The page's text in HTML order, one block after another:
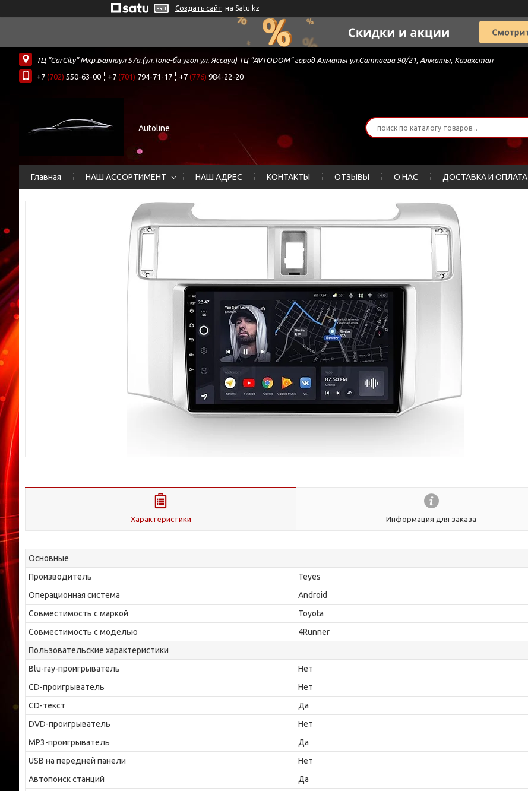
Создать сайт на Satu.kz
ТЦ "CarCity" Мкр.Баянаул 57а.(ул.Толе-би угол ул. Яссауи) ТЦ "AVTODOM" город Алматы ул.Сатпаева 90/21, Алматы, Казахстан
+7 (702) 550-63-00 +7 (701) 794-71-17 +7 (776) 984-22-20
Autoline
Главная НАШ АССОРТИМЕНТ НАШ АДРЕС КОНТАКТЫ ОТЗЫВЫ О НАС ДОСТАВКА И ОПЛАТА
Характеристики Информация для заказа
Основные
Производитель
Teyes
Операционная система
Android
Совместимость с маркой
Toyota
Совместимость с моделью
4Runner
Пользовательские характеристики
Blu-ray-проигрыватель
Нет
CD-проигрыватель
Нет
CD-текст
Да
DVD-проигрыватель
Нет
MP3-проигрыватель
Да
USB на передней панели
Нет
Автопоиск станций
Да